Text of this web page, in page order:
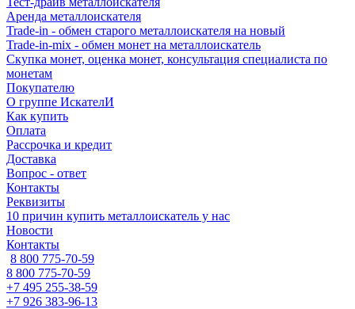
Аренда металлоискателя
Trade-in - обмен старого металлоискателя на новый
Trade-in-mix - обмен монет на металлоискатель
Скупка монет, оценка монет, консультация специалиста по
монетам
Покупателю
О группе ИскателИ
Как купить
Оплата
Рассрочка и кредит
Доставка
Вопрос - ответ
Контакты
Реквизиты
10 причин купить металлоискатель у нас
Новости
Контакты
8 800 775-70-59
8 800 775-70-59
+7 495 255-38-59
+7 926 383-96-13